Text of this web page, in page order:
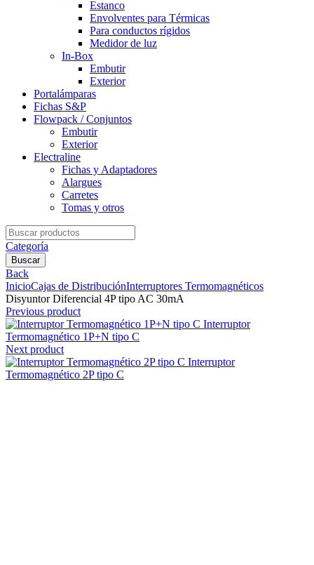
Estanco
Envolventes para Térmicas
Para conductos rígidos
Medidor de luz
In-Box
Embutir
Exterior
Portalámparas
Fichas S&P
Flowpack / Conjuntos
Embutir
Exterior
Electraline
Fichas y Adaptadores
Alargues
Carretes
Tomas y otros
Search
for:
Categoría
Buscar
Back
InicioCajas de DistribuciónInterruptores Termomagnéticos
Disyuntor Diferencial 4P tipo AC 30mA
Previous product
Interruptor
Termomagnético 1P+N tipo C
Next product
Interruptor
Termomagnético 2P tipo C